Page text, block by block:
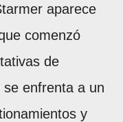
aparece
comenzó
de
enfrenta a un
y